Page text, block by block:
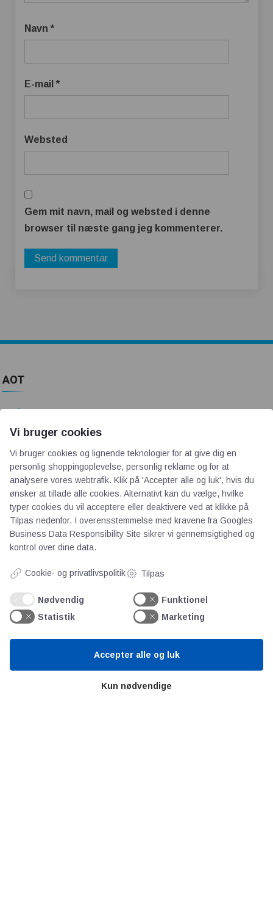
Navn *
E-mail *
Websted
Gem mit navn, mail og websted i denne
browser til næste gang jeg kommenterer.
AOT
Om os
Priser
Persondata
Videncentre
Teknologisk Institut
Bitva
Videncentre
Forkortelser
Ståbi
Alltomteknikindustrin
Vi bruger cookies
Vi bruger cookies og lignende teknologier for at give dig en
personlig shoppingoplevelse, personlig reklame og for at
analysere vores webtrafik. Klik på 'Accepter alle og luk', hvis du
ønsker at tillade alle cookies. Alternativt kan du vælge, hvilke
typer cookies du vil acceptere eller deaktivere ved at klikke på
Tilpas nedenfor. I overensstemmelse med kravene fra Googles
Business Data Responsibility Site sikrer vi gennemsigtighed og
kontrol over dine data.
Cookie- og privatlivspolitik Tilpas
Nødvendig
Funktionel
Statistik
Marketing
Kun nødvendige
Accepter alle og luk